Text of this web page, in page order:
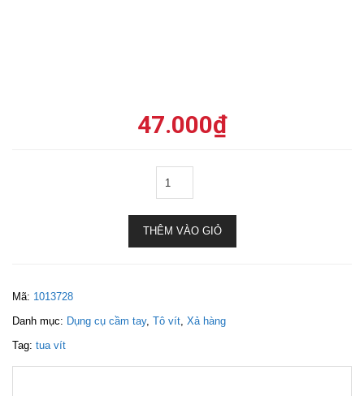
47.000₫
THÊM VÀO GIỎ
Mã: 1013728
Danh mục: Dụng cụ cầm tay, Tô vít, Xả hàng
Tag: tua vít